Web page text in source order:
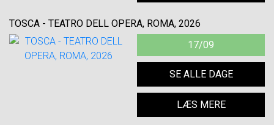
TOSCA - TEATRO DELL OPERA, ROMA, 2026
17/09
SE ALLE DAGE
LÆS MERE